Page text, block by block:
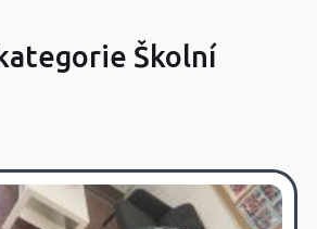
Školní